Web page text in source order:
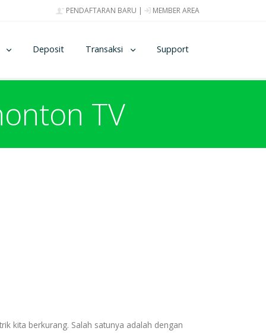
PENDAFTARAN BARU | MEMBER AREA
Deposit Transaksi Support
TV
kita berkurang. Salah satunya adalah dengan